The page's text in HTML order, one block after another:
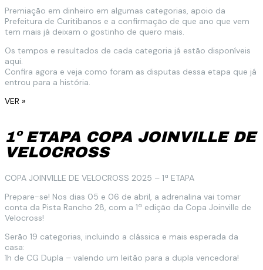
Premiação em dinheiro em algumas categorias, apoio da
Prefeitura de Curitibanos e a confirmação de que ano que vem
tem mais já deixam o gostinho de quero mais.
Os tempos e resultados de cada categoria já estão disponíveis
aqui.
Confira agora e veja como foram as disputas dessa etapa que já
entrou para a história.
VER »
1º ETAPA COPA JOINVILLE DE
VELOCROSS
COPA JOINVILLE DE VELOCROSS 2025 – 1ª ETAPA
Prepare-se! Nos dias 05 e 06 de abril, a adrenalina vai tomar
conta da Pista Rancho 28, com a 1ª edição da Copa Joinville de
Velocross!
Serão 19 categorias, incluindo a clássica e mais esperada da
casa:
1h de CG Dupla – valendo um leitão para a dupla vencedora!